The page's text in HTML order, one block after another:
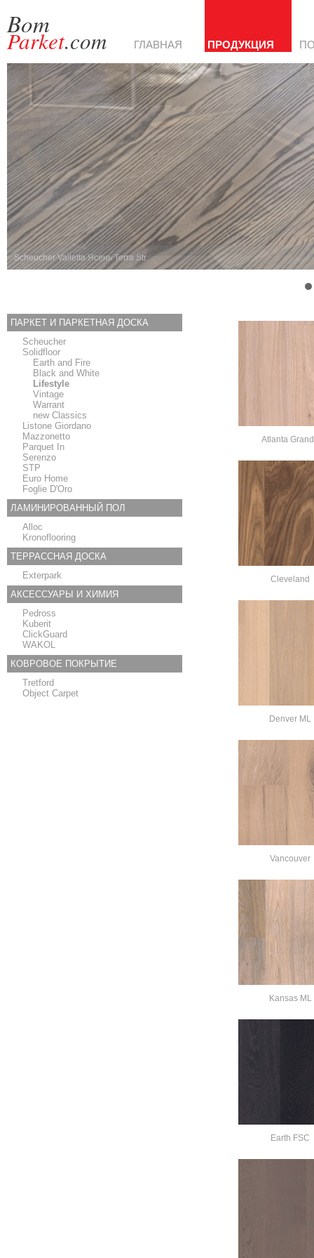
Bom
Parket.com ГЛАВНАЯ ПРОДУКЦИЯ
Scheucher Valletta Ясень Terra Str.
ПАРКЕТ И ПАРКЕТНАЯ ДОСКА
Scheucher
Solidfloor
Earth and Fire
Black and White
Lifestyle
Vintage
Warrant
new Classics
Listone Giordano
Mazzonetto
Parquet In
Serenzo
STP
Euro Home
Foglie D'Oro
ЛАМИНИРОВАННЫЙ ПОЛ
Alloc
Kronoflooring
ТЕРРАССНАЯ ДОСКА
Exterpark
АКСЕССУАРЫ И ХИМИЯ
Pedross
Kuberit
ClickGuard
WAKOL
КОВРОВОЕ ПОКРЫТИЕ
Tretford
Object Carpet
Atlanta
Cleveland
Denver ML
Vancouver
Kansas ML
Earth FSC